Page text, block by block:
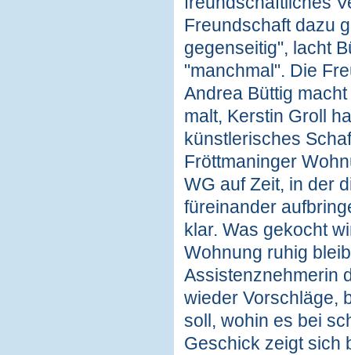
Freundschaft dazu
gegenseitig", lacht
"manchmal". Die
Andrea Büttig
malt, Kerstin Groll
künstlerisches
Fröttmaninger
WG auf Zeit, in der
füreinander
klar. Was gekocht
Wohnung ruhig
Assistenznehmerin
wieder Vorschläge,
soll, wohin es bei
Geschick zeigt sich